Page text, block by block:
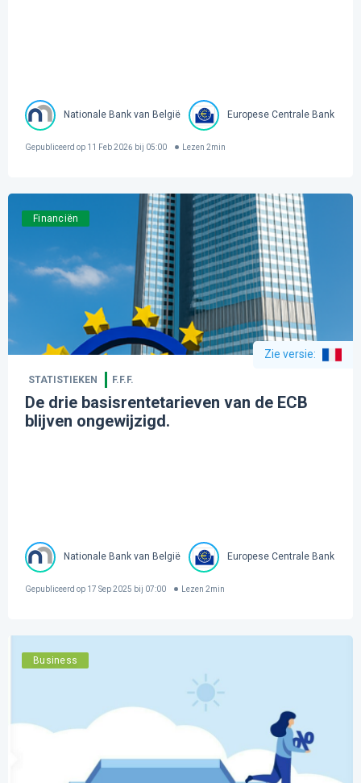
Nationale Bank van België Europese Centrale Bank
Gepubliceerd op 11 Feb 2026 bij 05:00 Lezen 2min
Financiën
Zie versie:
STATISTIEKEN F.F.F.
De drie basisrentetarieven van de ECB
blijven ongewijzigd.
Nationale Bank van België Europese Centrale Bank
Gepubliceerd op 17 Sep 2025 bij 07:00 Lezen 2min
Business